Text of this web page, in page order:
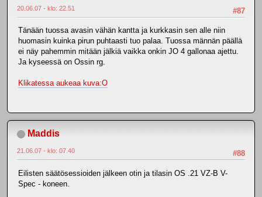
#87
20.06.07 - klo: 22.51
Tänään tuossa avasin vähän kantta ja kurkkasin sen alle niin
huomasin kuinka pirun puhtaasti tuo palaa. Tuossa männän päällä
ei näy pahemmin mitään jälkiä vaikka onkin JO 4 gallonaa ajettu.
Ja kyseessä on Ossin rg.
Klikatessa aukeaa kuva:O
Maddis
#88
21.06.07 - klo: 07.40
Eilisten säätösessioiden jälkeen otin ja tilasin OS .21 VZ-B V-
Spec - koneen.